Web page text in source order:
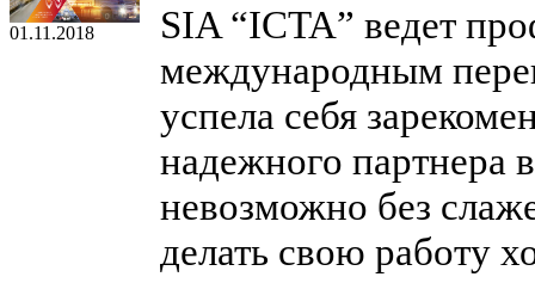
01.11.2018
SIA “ICTA” ведет
международным
успела себя
надежного партнера
невозможно без
делать свою работу